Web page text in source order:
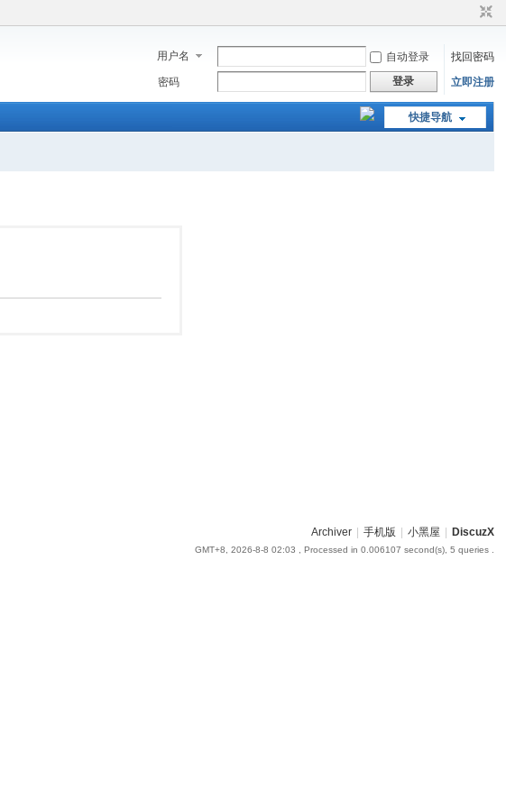
用户名 自动登录
找回密码
密码
登录 立即注册
快捷导航
Archiver 手机版 小黑屋 DiscuzX
GMT+8, 2026-8-8 02:03 , Processed in 0.006107 second(s), 5 queries .